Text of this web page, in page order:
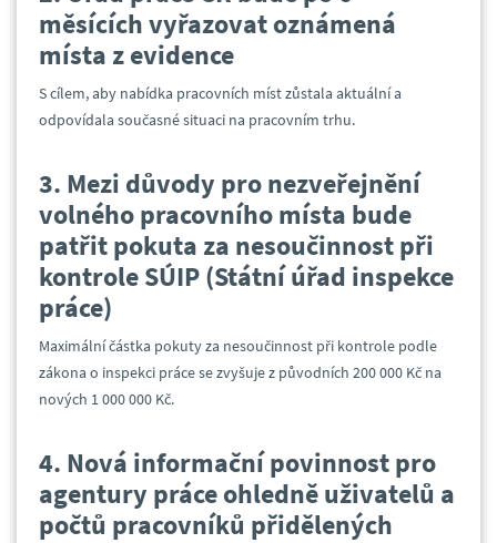
měsících vyřazovat oznámená
místa z evidence
S cílem, aby nabídka pracovních míst zůstala aktuální a
odpovídala současné situaci na pracovním trhu.
3. Mezi důvody pro nezveřejnění
volného pracovního místa bude
patřit pokuta za nesoučinnost při
kontrole SÚIP (Státní úřad inspekce
práce)
Maximální částka pokuty za nesoučinnost při kontrole podle
zákona o inspekci práce se zvyšuje z původních 200 000 Kč na
nových 1 000 000 Kč.
4. Nová informační povinnost pro
agentury práce ohledně uživatelů a
počtů pracovníků přidělených